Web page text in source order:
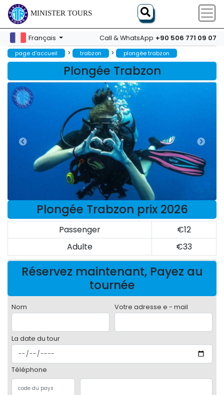
MINISTER TOURS
Français Call & WhatsApp +90 506 771 09 07
page d'accueil > trabzon > plongée trabzon
Plongée Trabzon
Plongée Trabzon prix 2026
Passenger
€12
Adulte
€33
Réservez maintenant, Payez au
tournée
Nom Votre adresse e - mail
La date du tour
Téléphone